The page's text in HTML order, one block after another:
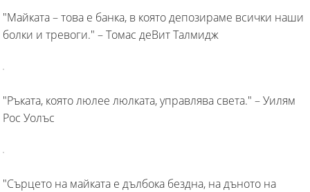
"Майката – това е банка, в която депозираме всички наши
болки и тревоги." – Томас деВит Талмидж
"Ръката, която люлее люлката, управлява света." – Уилям
Рос Уолъс
"Сърцето на майката е дълбока бездна, на дъното на